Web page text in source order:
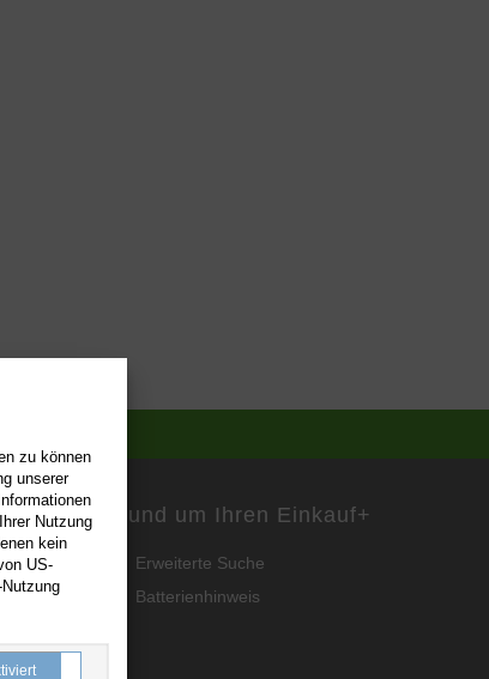
Rund um Ihren Einkauf+
Erweiterte Suche
Batterienhinweis
zu können
unserer
Nutzung
kein
US-